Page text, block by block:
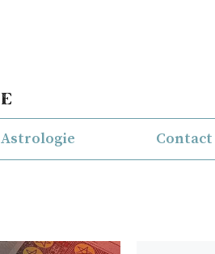
Astrologie Contact